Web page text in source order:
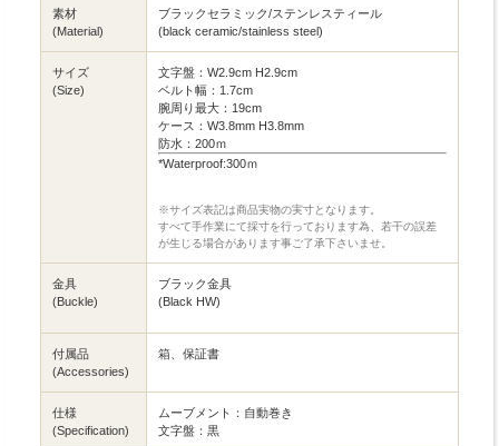
素材
(Material)
ブラックセラミック/ステンレスティール
(black ceramic/stainless steel)
サイズ
(Size)
文字盤：W2.9cm H2.9cm
ベルト幅：1.7cm
腕周り最大：19cm
ケース：W3.8mm H3.8mm
防水：200ｍ
*Waterproof:300ｍ
※サイズ表記は商品実物の実寸となります。
すべて手作業にて採寸を行っております為、若干の誤差
が生じる場合があります事ご了承下さいませ。
金具
(Buckle)
ブラック金具
(Black HW)
付属品
(Accessories)
箱、保証書
仕様
(Specification)
ムーブメント：自動巻き
文字盤：黒